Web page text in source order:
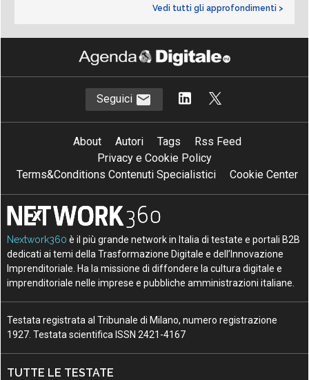
Vedi tutti gli approfondimenti >
Seguici
About Autori Tags
Rss Feed
Privacy e Cookie Policy
Terms&Conditions Contenuti Specialistici
Cookie Center
Nextwork360 è il più grande network in Italia di testate e portali B2B
dedicati ai temi della Trasformazione Digitale e dell’Innovazione
Imprenditoriale. Ha la missione di diffondere la cultura digitale e
imprenditoriale nelle imprese e pubbliche amministrazioni italiane.
Testata registrata al Tribunale di Milano, numero registrazione
1927. Testata scientifica ISSN 2421-4167
TUTTE LE TESTATE